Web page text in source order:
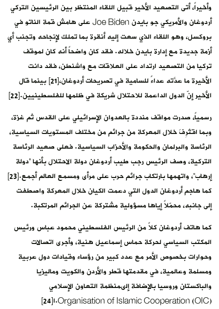
وأخيراً، أتى التصعيد الأخير قبيل اللقاء المنتظر بين الرئيسين التركي
أردوغان والأمريكي جو بايدن Joe Biden على هامش قمة الناتو في
بروكسل، وهو اللقاء الذي سعت إليه أنقرة بما تملك لإنجاحه وتجنب أي
أزمة جديدة مع إدارة بايدن خلاله. فقد كان واضحاً أنه كان لموقف
تركيا من التصعيد ارتداد على العلاقات مع واشنطن، فقد دانت
الأخيرة ما عدَّته عداءً للسامية في تصريحات أردوغان،[21] بينما قال
الأخير إنّ الدول الداعمة للاحتلال شريكة في ظلمها للفلسطينيين.[22]
رسمياً، صدرت مواقف منددة بالعدوان الإسرائيلي على القدس ثم غزة،
وبما اقتُرِفَ خلال المعركة من جرائم من مختلف المستويات السياسية،
الرئاسة والبرلمان والحكومة والأحزاب السياسية. فعلى صعيد الرئاسة
التركية، وصف الرئيس رجب طيب أردوغان دولة الاحتلال بأنها “دولة
إرهاب”، واتهمها بارتكاب جرائم حرب على مرأى ومسمع العالم أجمع.[23]
كما هاجم أردوغان الدول التي دعمت الكيان خلال المعركة واصطفت
إلى جانبه، محمّلاً إياها مسؤولية مشتركة عن الجرائم المرتكبة.
كما هاتف أردوغان كلاً من الرئيس الفلسطيني محمود عباس ورئيس
المكتب السياسي لحركة حماس إسماعيل هنية، وأجرى اتصالات
وحوارات بخصوص الأمر مع عدد كبير من رؤساء وقيادات دول عربية
ومسلمة وعالمية، في مقدمتها قطر والأردن والكويت وماليزيا
والباكستان وروسيا بالإضافة إلىمنظمة التعاون الإسلامي
Organisation of Islamic Cooperation (OIC).ا[24]